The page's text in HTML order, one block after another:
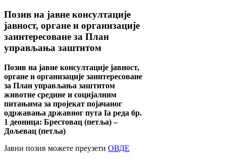
Позив на јавне консултације
јавност, органе и организације
заинтересоване за План
управљања заштитом
Позив на јавне консултације јавност,
органе и организације заинтересоване
за План управљања заштитом
животне средине и социјалним
питањима за пројекат појачаног
одржавања државног пута Ia реда бр.
1 деоница: Брестовац (петља) –
Дољевац (петља)
Јавни позив можете преузети ОВДЕ